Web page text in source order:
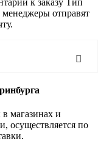
отправят
магазинах и
осуществляется по